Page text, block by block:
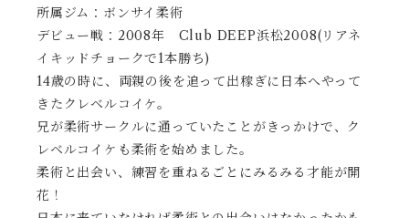
所属ジム：ボンサイ柔術
デビュー戦：2008年 Club DEEP浜松2008(リアネ
イキッドチョークで1本勝ち)
14歳の時に、両親の後を追って出稼ぎに日本へやって
きたクレベルコイケ。
兄が柔術サークルに通っていたことがきっかけで、ク
レベルコイケも柔術を始めました。
柔術と出会い、練習を重ねるごとにみるみる才能が開
花！